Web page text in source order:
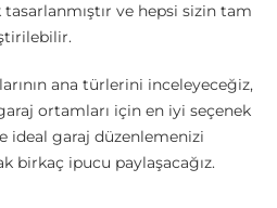
ve hepsi sizin tam
ana türlerini inceleyeceğiz,
ortamları için en iyi seçenek
ideal garaj düzenlemenizi
birkaç ipucu paylaşacağız.